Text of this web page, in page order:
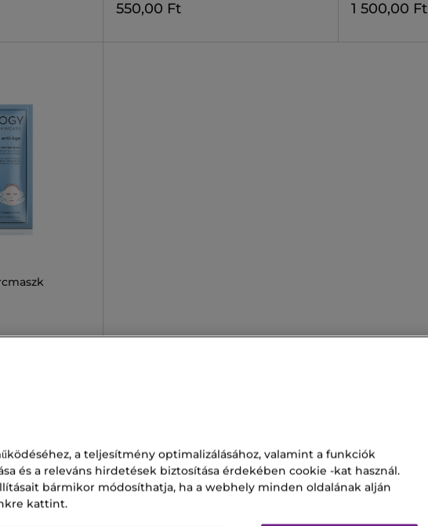
550,00 Ft 1 500,00 Ft
Sisley SPF 30 Secret 100
a teljesítmény optimalizálásához, valamint a funkciók
és a releváns hirdetések biztosítása érdekében cookie -kat használ.
bármikor módosíthatja, ha a webhely minden oldalának alján
kattint.